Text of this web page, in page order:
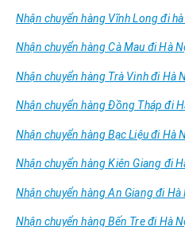
Nhận chuyển hàng Vĩnh Long đi
Nhận chuyển hàng Cà Mau đi Hà
Nhận chuyển hàng Trà Vinh đi Hà
Nhận chuyển hàng Đồng Tháp đi
Nhận chuyển hàng Bạc Liệu đi Hà
Nhận chuyển hàng Kiên Giang đi
Nhận chuyển hàng An Giang đi Hà
Nhận chuyển hàng Bến Tre đi Hà